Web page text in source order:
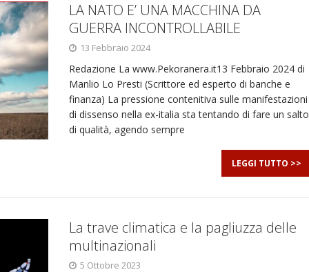
LA NATO E’ UNA MACCHINA DA
GUERRA INCONTROLLABILE
13 Febbraio 2024
Redazione La www.Pekoranera.it13 Febbraio 2024 di
Manlio Lo Presti (Scrittore ed esperto di banche e
finanza) La pressione contenitiva sulle manifestazioni
di dissenso nella ex-italia sta tentando di fare un salto
di qualità, agendo sempre
LEGGI TUTTO >>
La trave climatica e la pagliuzza delle
multinazionali
5 Ottobre 2023